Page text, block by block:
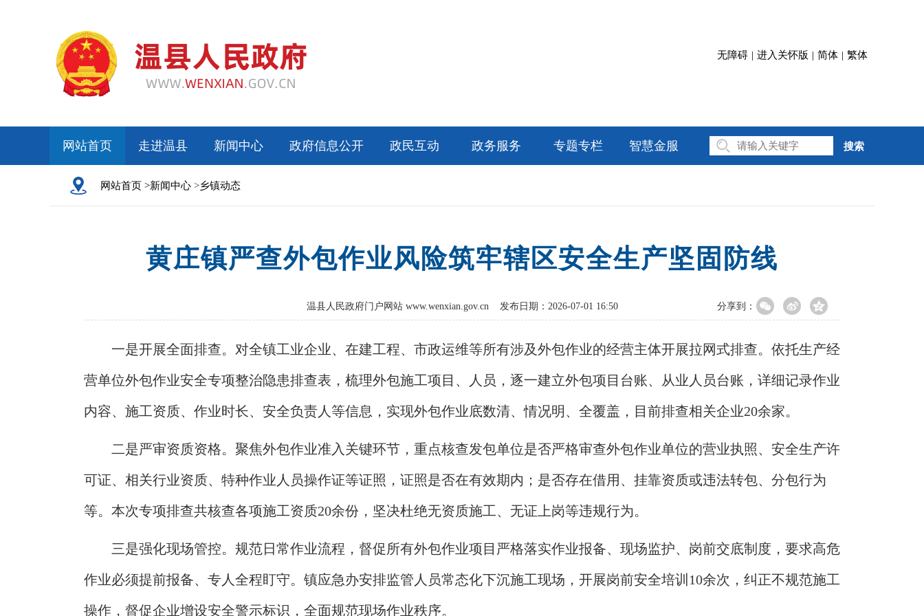
繁体
|
简体
|
进入关怀版
|
无障碍
网站首页 走进温县 新闻中心 政府信息公开 政民互动 政务服务 专题专栏 智慧金服 搜索
网站首页 >新闻中心 >乡镇动态
黄庄镇严查外包作业风险筑牢辖区安全生产坚固防线
温县人民政府门户网站 www.wenxian.gov.cn 发布日期：2026-07-01 16:50 分享到：
一是开展全面排查。对全镇工业企业、在建工程、市政运维等所有涉及外包作业的经营主体开展拉网式排查。依托生产经
营单位外包作业安全专项整治隐患排查表，梳理外包施工项目、人员，逐一建立外包项目台账、从业人员台账，详细记录作业
内容、施工资质、作业时长、安全负责人等信息，实现外包作业底数清、情况明、全覆盖，目前排查相关企业20余家。
二是严审资质资格。聚焦外包作业准入关键环节，重点核查发包单位是否严格审查外包作业单位的营业执照、安全生产许
可证、相关行业资质、特种作业人员操作证等证照，证照是否在有效期内；是否存在借用、挂靠资质或违法转包、分包行为
等。本次专项排查共核查各项施工资质20余份，坚决杜绝无资质施工、无证上岗等违规行为。
三是强化现场管控。规范日常作业流程，督促所有外包作业项目严格落实作业报备、现场监护、岗前交底制度，要求高危
作业必须提前报备、专人全程盯守。镇应急办安排监管人员常态化下沉施工现场，开展岗前安全培训10余次，纠正不规范施工
操作，督促企业增设安全警示标识，全面规范现场作业秩序。